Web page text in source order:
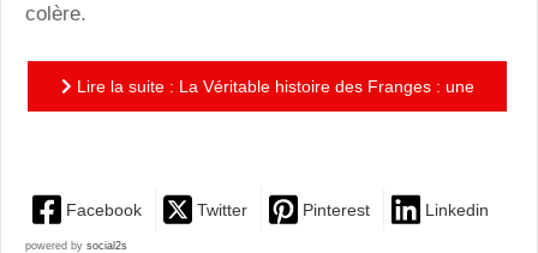
colère.
Lire la suite : La Véritable histoire des Franges : une
Facebook Twitter Pinterest Linkedin
powered by social2s